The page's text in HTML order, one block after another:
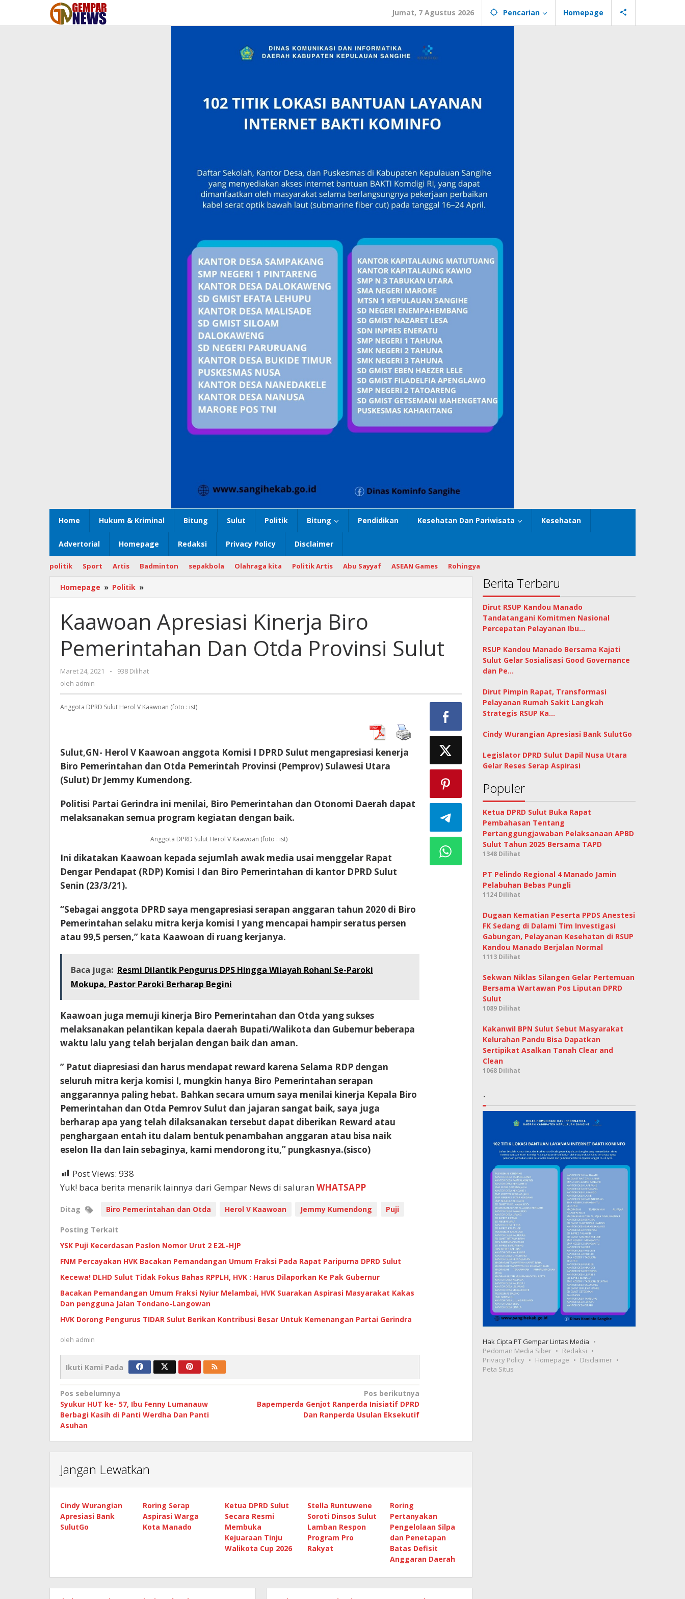
konten
Jumat, 7 Agustus 2026 Pencarian Homepage
Home Hukum & Kriminal Bitung Sulut Politik Bitung Pendidikan Kesehatan Dan Pariwisata Kesehatan
Advertorial Homepage Redaksi Privacy Policy Disclaimer
politik Sport Artis Badminton sepakbola Olahraga kita Politik Artis Abu Sayyaf ASEAN Games Rohingya
Homepage » Politik »
Apresiasi
Biro
Pemerintahan
Dan
Otda
Sulut
Kaawoan Apresiasi Kinerja Biro
Pemerintahan Dan Otda Provinsi Sulut
Maret 24, 2021
oleh
-
938 Dilihat
oleh admin
Anggota DPRD Sulut Herol V Kaawoan (foto : ist)
Sulut,GN- Herol V Kaawoan anggota Komisi I DPRD Sulut mengapresiasi kenerja
Biro Pemerintahan dan Otda Pemerintah Provinsi (Pemprov) Sulawesi Utara
(Sulut) Dr Jemmy Kumendong.
Politisi Partai Gerindra ini menilai, Biro Pemerintahan dan Otonomi Daerah dapat
melaksanakan semua program kegiatan dengan baik.
Anggota DPRD Sulut Herol V Kaawoan (foto : ist)
Ini dikatakan Kaawoan kepada sejumlah awak media usai menggelar Rapat
Dengar Pendapat (RDP) Komisi I dan Biro Pemerintahan di kantor DPRD Sulut
Senin (23/3/21).
“Sebagai anggota DPRD saya mengapresiasi serapan anggaran tahun 2020 di Biro
Pemerintahan selaku mitra kerja komisi I yang mencapai hampir seratus persen
atau 99,5 persen,” kata Kaawoan di ruang kerjanya.
Baca juga: Resmi Dilantik Pengurus DPS Hingga Wilayah Rohani Se-Paroki
Mokupa, Pastor Paroki Berharap Begini
Kaawoan juga memuji kinerja Biro Pemerintahan dan Otda yang sukses
melaksanakan pelantikan kepala daerah Bupati/Walikota dan Gubernur beberapa
waktu lalu yang telah berjalan dengan baik dan aman.
” Patut diapresiasi dan harus mendapat reward karena Selama RDP dengan
seluruh mitra kerja komisi I, mungkin hanya Biro Pemerintahan serapan
anggarannya paling hebat. Bahkan secara umum saya menilai kinerja Kepala Biro
Pemerintahan dan Otda Pemrov Sulut dan jajaran sangat baik, saya juga
berharap apa yang telah dilaksanakan tersebut dapat diberikan Reward atau
penghargaan entah itu dalam bentuk penambahan anggaran atau bisa naik
eselon IIa dan lain sebaginya, kami mendorong itu,” pungkasnya.(sisco)
Post Views: 938
Yuk! baca berita menarik lainnya dari Gempar News di saluran WHATSAPP
Ditag Biro Pemerintahan dan Otda Herol V Kaawoan Jemmy Kumendong Puji
Posting Terkait
YSK Puji Kecerdasan Paslon Nomor Urut 2 E2L-HJP
FNM Percayakan HVK Bacakan Pemandangan Umum Fraksi Pada Rapat Paripurna DPRD Sulut
Kecewa! DLHD Sulut Tidak Fokus Bahas RPPLH, HVK : Harus Dilaporkan Ke Pak Gubernur
Bacakan Pemandangan Umum Fraksi Nyiur Melambai, HVK Suarakan Aspirasi Masyarakat Kakas
Dan pengguna Jalan Tondano-Langowan
HVK Dorong Pengurus TIDAR Sulut Berikan Kontribusi Besar Untuk Kemenangan Partai Gerindra
oleh admin
Ikuti Kami Pada
Navigasi
pos
Pos sebelumnya
Syukur HUT ke- 57, Ibu Fenny Lumanauw
Berbagi Kasih di Panti Werdha Dan Panti
Asuhan
Pos berikutnya
Bapemperda Genjot Ranperda Inisiatif DPRD
Dan Ranperda Usulan Eksekutif
Jangan Lewatkan
Cindy Wurangian
Apresiasi Bank
SulutGo
Roring Serap
Aspirasi Warga
Kota Manado
Ketua DPRD Sulut
Secara Resmi
Membuka
Kejuaraan Tinju
Walikota Cup 2026
Stella Runtuwene
Soroti Dinsos Sulut
Lamban Respon
Program Pro
Rakyat
Roring
Pertanyakan
Pengelolaan Silpa
dan Penetapan
Batas Defisit
Anggaran Daerah
Berita Terbaru
Dirut RSUP Kandou Manado
Tandatangani Komitmen Nasional
Percepatan Pelayanan Ibu…
RSUP Kandou Manado Bersama Kajati
Sulut Gelar Sosialisasi Good Governance
dan Pe…
Dirut Pimpin Rapat, Transformasi
Pelayanan Rumah Sakit Langkah
Strategis RSUP Ka…
Cindy Wurangian Apresiasi Bank SulutGo
Legislator DPRD Sulut Dapil Nusa Utara
Gelar Reses Serap Aspirasi
Populer
Ketua DPRD Sulut Buka Rapat
Pembahasan Tentang
Pertanggungjawaban Pelaksanaan APBD
Sulut Tahun 2025 Bersama TAPD
1348 Dilihat
PT Pelindo Regional 4 Manado Jamin
Pelabuhan Bebas Pungli
1124 Dilihat
Dugaan Kematian Peserta PPDS Anestesi
FK Sedang di Dalami Tim Investigasi
Gabungan, Pelayanan Kesehatan di RSUP
Kandou Manado Berjalan Normal
1113 Dilihat
Sekwan Niklas Silangen Gelar Pertemuan
Bersama Wartawan Pos Liputan DPRD
Sulut
1089 Dilihat
Kakanwil BPN Sulut Sebut Masyarakat
Kelurahan Pandu Bisa Dapatkan
Sertipikat Asalkan Tanah Clear and
Clean
1068 Dilihat
.
Hak Cipta PT Gempar Lintas Media
Pedoman Media Siber
Redaksi
Privacy Policy
Homepage
Disclaimer
Peta Situs